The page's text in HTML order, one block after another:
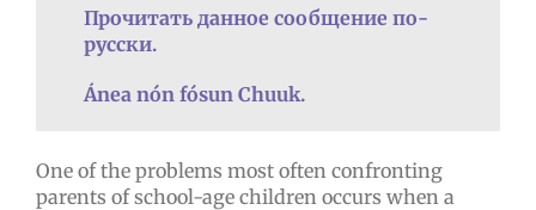
Прочитать данное сообщение по-
русски.
Ánea nón fósun Chuuk.
One of the problems most often confronting
parents of school-age children occurs when a